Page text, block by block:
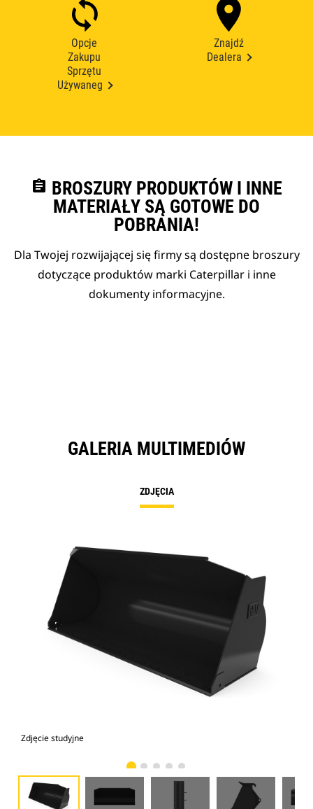
Opcje
Zakupu
Sprzętu
Używaneg
Znajdź
Dealera
assignment BROSZURY PRODUKTÓW I INNE
MATERIAŁY SĄ GOTOWE DO
POBRANIA!
Dla Twojej rozwijającej się firmy są dostępne broszury
dotyczące produktów marki Caterpillar i inne
dokumenty informacyjne.
GALERIA MULTIMEDIÓW
ZDJĘCIA
Zdjęcie studyjne